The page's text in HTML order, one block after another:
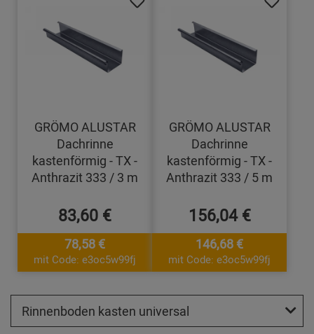
GRÖMO ALUSTAR
Dachrinne
kastenförmig - TX -
Anthrazit 333 / 3 m
83,60 €
78,58 €
mit Code: e3oc5w99fj
GRÖMO ALUSTAR
Dachrinne
kastenförmig - TX -
Anthrazit 333 / 5 m
156,04 €
146,68 €
mit Code: e3oc5w99fj
Rinnenboden kasten universal